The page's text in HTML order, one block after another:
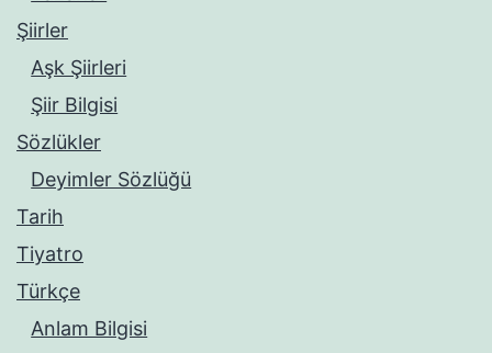
Şiirler
Aşk Şiirleri
Şiir Bilgisi
Sözlükler
Deyimler Sözlüğü
Tarih
Tiyatro
Türkçe
Anlam Bilgisi